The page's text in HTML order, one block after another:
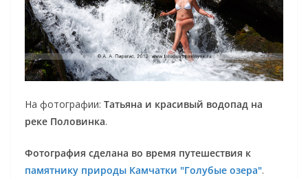
На фотографии: Татьяна и красивый водопад на
реке Половинка.
Фотография сделана во время путешествия к
памятнику природы Камчатки "Голубые озера".